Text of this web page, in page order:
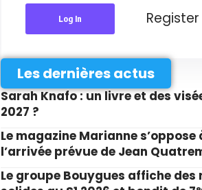
Log In
Les dernières actus
Sarah Knafo : un livre et des
2027 ?
Le magazine Marianne s’oppose
l’arrivée prévue de Jean
Le groupe Bouygues affiche